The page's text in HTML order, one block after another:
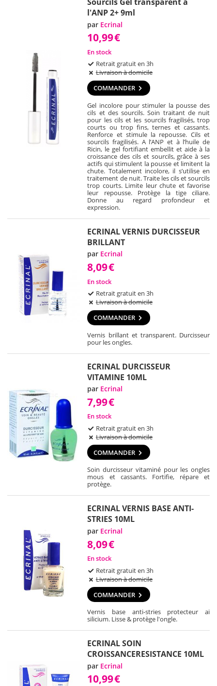
l'ANP 2+ 9ml
par Ecrinal
10,99€
En stock
Retrait gratuit en 3h
Livraison à domicile
COMMANDER
Gel incolore pour stimuler la pousse des
cils et des sourcils. Soin traitant de nuit
pour les cils et les sourcils fragilisés, trop
courts ou trop fins, ternes et cassants.
Renforce et stimule la repousse. Cils et
sourcils fragilisés. A l’ANP et à l’huile de
Ricin, le gel fortifiant embellit et aide à la
croissance des cils et sourcils, grâce à ses
actifs qui stimulent la pousse et limitent la
chute. Totalement incolore, il s’utilise en
traitement de nuit. Traite les cils et sourcils
trop courts. Limite leur chute et favorise
leur repousse. Protège la tige ciliare.
Donne au regard profondeur et
expression.
ECRINAL VERNIS DURCISSEUR
BRILLANT
par Ecrinal
8,09€
En stock
Retrait gratuit en 3h
Livraison à domicile
COMMANDER
Vernis brillant et transparent. Durcisseur
pour les ongles.
ECRINAL DURCISSEUR
VITAMINE 10ML
par Ecrinal
7,99€
En stock
Retrait gratuit en 3h
Livraison à domicile
COMMANDER
Soin durcisseur vitaminé pour les ongles
mous et cassants. Fortifie, répare et
protège.
ECRINAL VERNIS BASE ANTI-
STRIES 10ML
par Ecrinal
8,09€
En stock
Retrait gratuit en 3h
Livraison à domicile
COMMANDER
Vernis base anti-stries protecteur ai
silicium. Lisse & protège l'ongle.
ECRINAL SOIN
CROISSANCERESISTANCE 10ML
par Ecrinal
10,99€